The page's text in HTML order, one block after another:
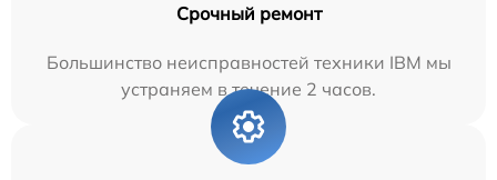
Срочный ремонт
Большинство неисправностей техники IBM мы
устраняем в течение 2 часов.